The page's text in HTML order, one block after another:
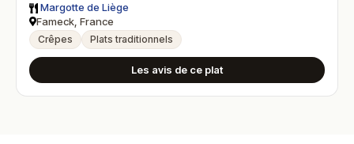
Margotte de Liège
Fameck, France
Crêpes Plats traditionnels
Les avis de ce plat